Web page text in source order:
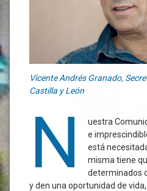
Vicente Andrés Granado,
Castilla y León
N
uestra
e
está
misma tiene
determinados
y den una oportunidad de